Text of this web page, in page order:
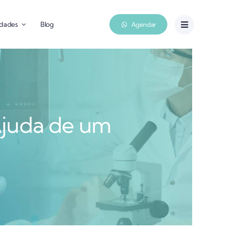
Blog Agendar
de um